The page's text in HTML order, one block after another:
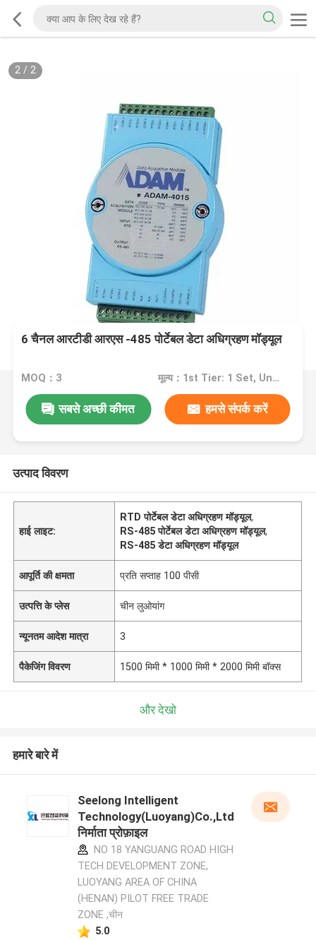
2/ 2
6 चैनल आरटीडी आरएस -485 पोर्टेबल डेटा अधिग्रहण मॉड्यूल
MOQ：3 मूल्य：1st Tier: 1 Set, Unit Price USD 3.00 2nd Tier: 2-5 Sets, Unit Price USD 2.00 3rd Tier: Over 5 Sets, Unit Price USD 1.00
सबसे अच्छी कीमत हमसे संपर्क करें
उत्पाद विवरण
हाई लाइट:
RTD पोर्टेबल डेटा अधिग्रहण मॉड्यूल,
RS-485 पोर्टेबल डेटा अधिग्रहण मॉड्यूल,
RS-485 डेटा अधिग्रहण मॉड्यूल
आपूर्ति की क्षमता प्रति सप्ताह 100 पीसी
उत्पत्ति के प्लेस चीन लुओयांग
न्यूनतम आदेश मात्रा 3
पैकेजिंग विवरण 1500 मिमी * 1000 मिमी * 2000 मिमी बॉक्स
और देखो
हमारे बारे में
Seelong Intelligent
Technology(Luoyang)Co.,Ltd
निर्माता प्रोफ़ाइल
NO 18 YANGUANG ROAD HIGH
TECH DEVELOPMENT ZONE,
LUOYANG AREA OF CHINA
(HENAN) PILOT FREE TRADE
ZONE ,चीन
5.0